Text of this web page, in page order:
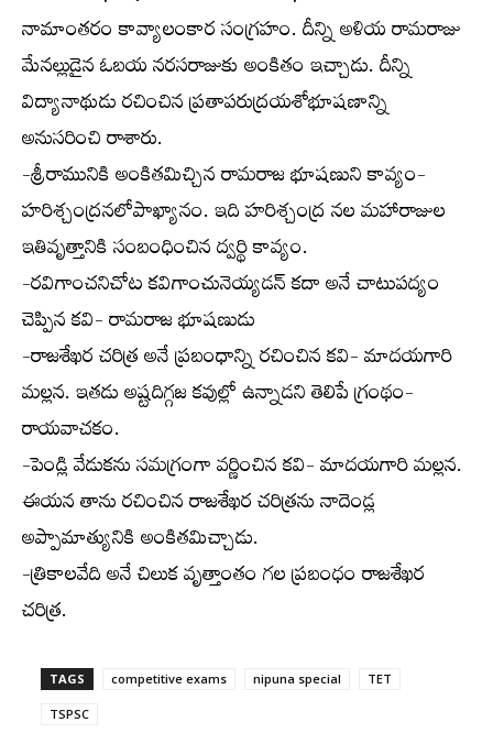
నామాంతరం కావ్యాలంకార సంగ్రహం. దీన్ని అళియ రామరాజు
మేనల్లుడైన ఓబయ నరసరాజుకు అంకితం ఇచ్చాడు. దీన్ని
విద్యానాథుడు రచించిన ప్రతాపరుద్రయశోభూషణాన్ని
అనుసరించి రాశారు.
-శ్రీరామునికి అంకితమిచ్చిన రామరాజ భూషణుని కావ్యం-
హరిశ్చంద్రనలోపాఖ్యానం. ఇది హరిశ్చంద్ర నల మహారాజుల
ఇతివృత్తానికి సంబంధించిన ద్వర్థి కావ్యం.
-రవిగాంచనిచోట కవిగాంచునెయ్యడన్ కదా అనే చాటుపద్యం
చెప్పిన కవి- రామరాజ భూషణుడు
-రాజశేఖర చరిత్ర అనే ప్రబంధాన్ని రచించిన కవి- మాదయగారి
మల్లన. ఇతడు అష్టదిగ్గజ కవుల్లో ఉన్నాడని తెలిపే గ్రంథం-
రాయవాచకం.
-పెండ్లి వేడుకను సమగ్రంగా వర్ణించిన కవి- మాదయగారి మల్లన.
ఈయన తాను రచించిన రాజశేఖర చరిత్రను నాదెండ్ల
అప్పామాత్యునికి అంకితమిచ్చాడు.
-త్రికాలవేది అనే చిలుక వృత్తాంతం గల ప్రబంధం రాజశేఖర
చరిత్ర.
TAGS competitive exams nipuna special TET
TSPSC